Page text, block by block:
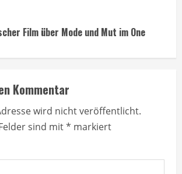
Film über Mode und Mut im One
Kommentar
wird nicht veröffentlicht.
sind mit* markiert